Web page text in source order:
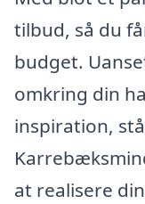
tilbud, så du
budget.
omkring din
inspiration,
at realisere